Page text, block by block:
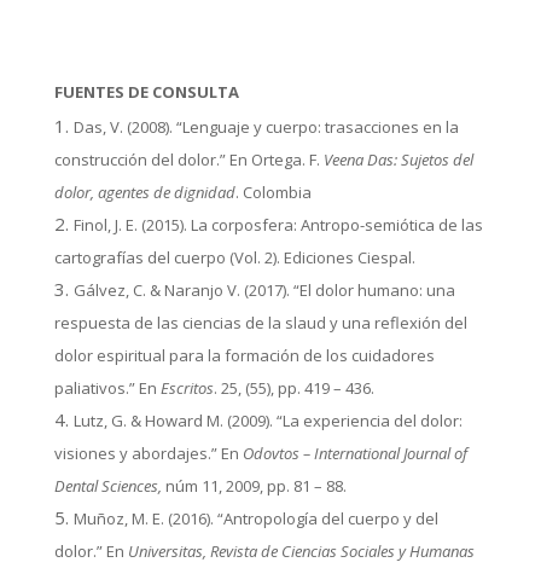
FUENTES DE CONSULTA
Das, V. (2008). “Lenguaje y cuerpo: trasacciones en la
construcción del dolor.” En Ortega. F. Veena Das: Sujetos del
dolor, agentes de dignidad. Colombia
Finol, J. E. (2015). La corposfera: Antropo-semiótica de las
cartografías del cuerpo (Vol. 2). Ediciones Ciespal.
Gálvez, C. & Naranjo V. (2017). “El dolor humano: una
respuesta de las ciencias de la slaud y una reflexión del
dolor espiritual para la formación de los cuidadores
paliativos.” En Escritos. 25, (55), pp. 419 – 436.
Lutz, G. & Howard M. (2009). “La experiencia del dolor:
visiones y abordajes.” En Odovtos – International Journal of
Dental Sciences, núm 11, 2009, pp. 81 – 88.
Muñoz, M. E. (2016). “Antropología del cuerpo y del
dolor.” En Universitas, Revista de Ciencias Sociales y Humanas